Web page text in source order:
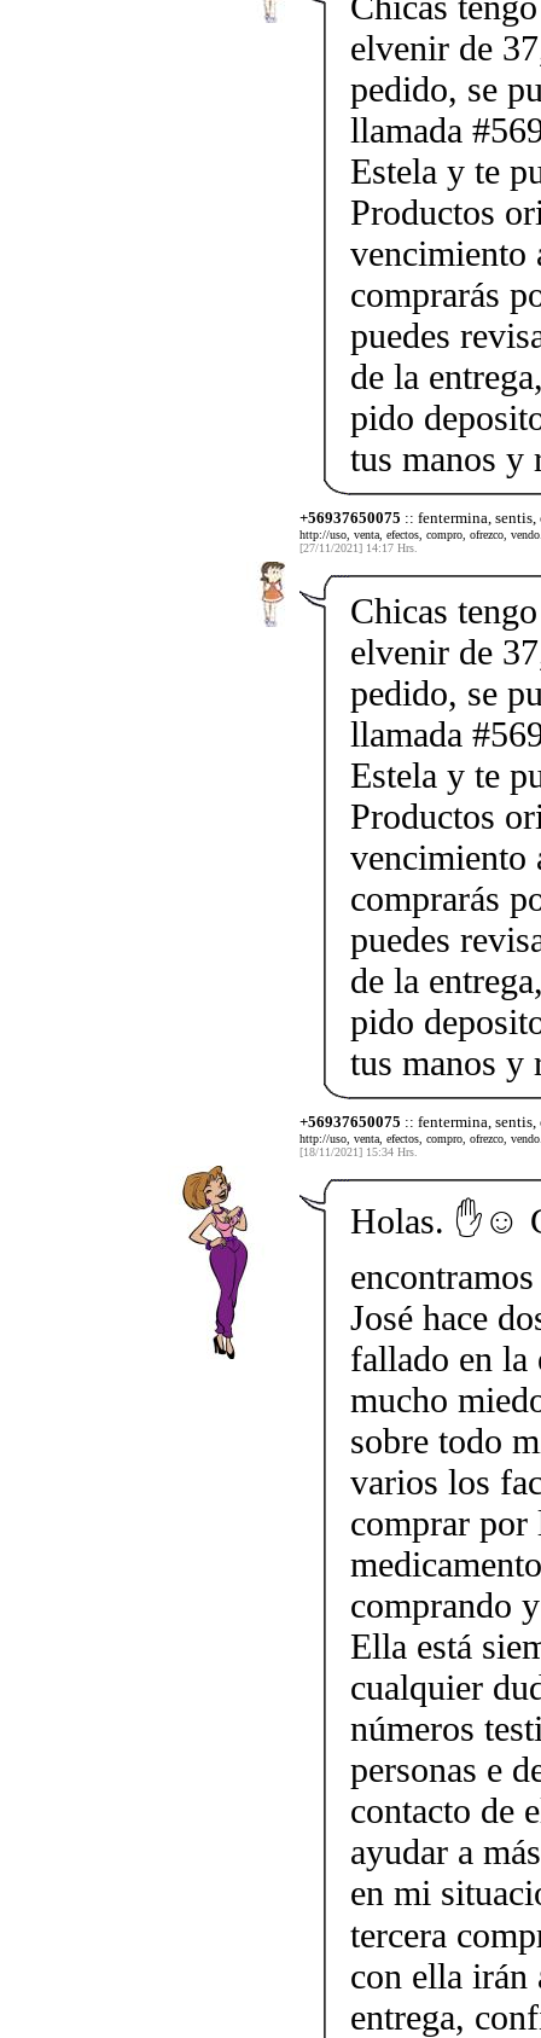
elvenir de
pedido, se
llamada
Estela y te
Productos
vencimiento
comprarás
puedes
de la
pido
tus manos y
+56937650075 :: fentermina,
http://uso, venta, efectos, compro, ofrezco,
[27/11/2021] 14:17 Hrs.
Chicas
elvenir de
pedido, se
llamada
Estela y te
Productos
vencimiento
comprarás
puedes
de la
pido
tus manos y
+56937650075 :: fentermina,
http://uso, venta, efectos, compro, ofrezco,
[18/11/2021] 15:34 Hrs.
Holas. ✋☺️
José hace
fallado en la
mucho
sobre todo
varios los
comprar por
comprando
Ella está
cualquier
números
personas e
contacto de
ayudar a
en mi
tercera
con ella irán
entrega,